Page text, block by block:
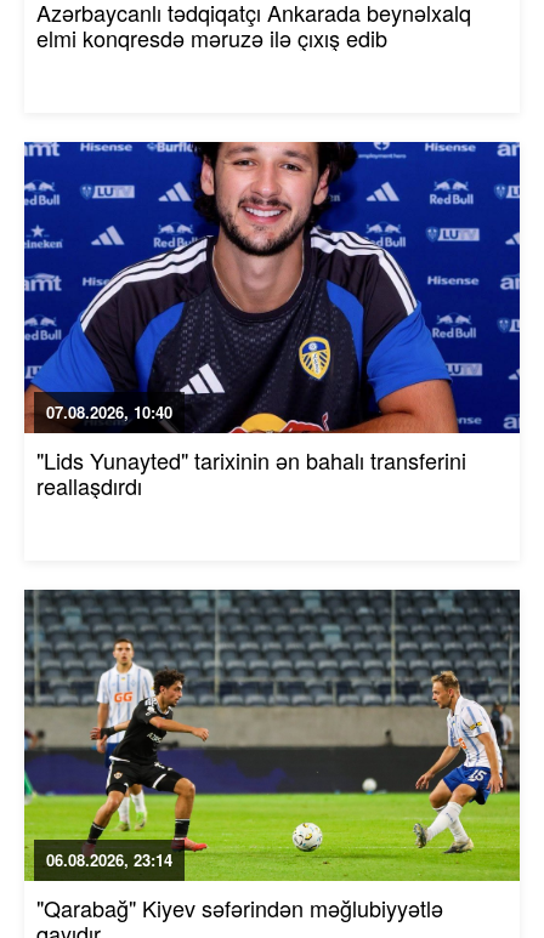
Azərbaycanlı tədqiqatçı Ankarada beynəlxalq
elmi konqresdə məruzə ilə çıxış edib
07.08.2026, 10:40
"Lids Yunayted" tarixinin ən bahalı transferini
reallaşdırdı
06.08.2026, 23:14
"Qarabağ" Kiyev səfərindən məğlubiyyətlə